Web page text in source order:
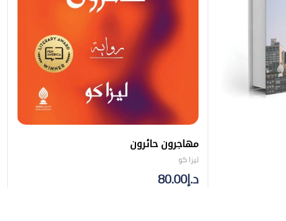
مهاجرون حائرون
ليزا كو
د.إ80.00